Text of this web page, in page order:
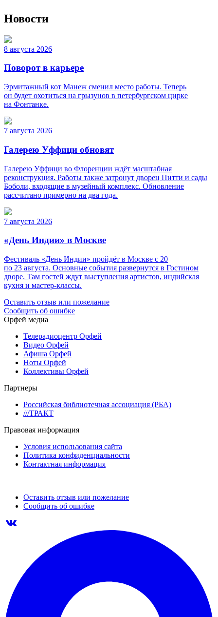
Новости
8 августа 2026
Поворот в карьере
Эрмитажный кот Манеж сменил место работы. Теперь
он будет охотиться на грызунов в петербургском цирке
на Фонтанке.
7 августа 2026
Галерею Уффици обновят
Галерею Уффици во Флоренции ждёт масштабная
реконструкция. Работы также затронут дворец Питти и сады
Боболи, входящие в музейный комплекс. Обновление
рассчитано примерно на два года.
7 августа 2026
«День Индии» в Москве
Фестиваль «День Индии» пройдёт в Москве с 20
по 23 августа. Основные события развернутся в Гостином
дворе. Там гостей ждут выступления артистов, индийская
кухня и мастер-классы.
Оставить отзыв или пожелание
Сообщить об ошибке
Орфей медиа
Телерадиоцентр Орфей
Видео Орфей
Афиша Орфей
Ноты Орфей
Коллективы Орфей
Партнеры
Российская библиотечная ассоциация (РБА)
///ТРАКТ
Правовая информация
Условия использования сайта
Политика конфиденциальности
Контактная информация
Оставить отзыв или пожелание
Сообщить об ошибке